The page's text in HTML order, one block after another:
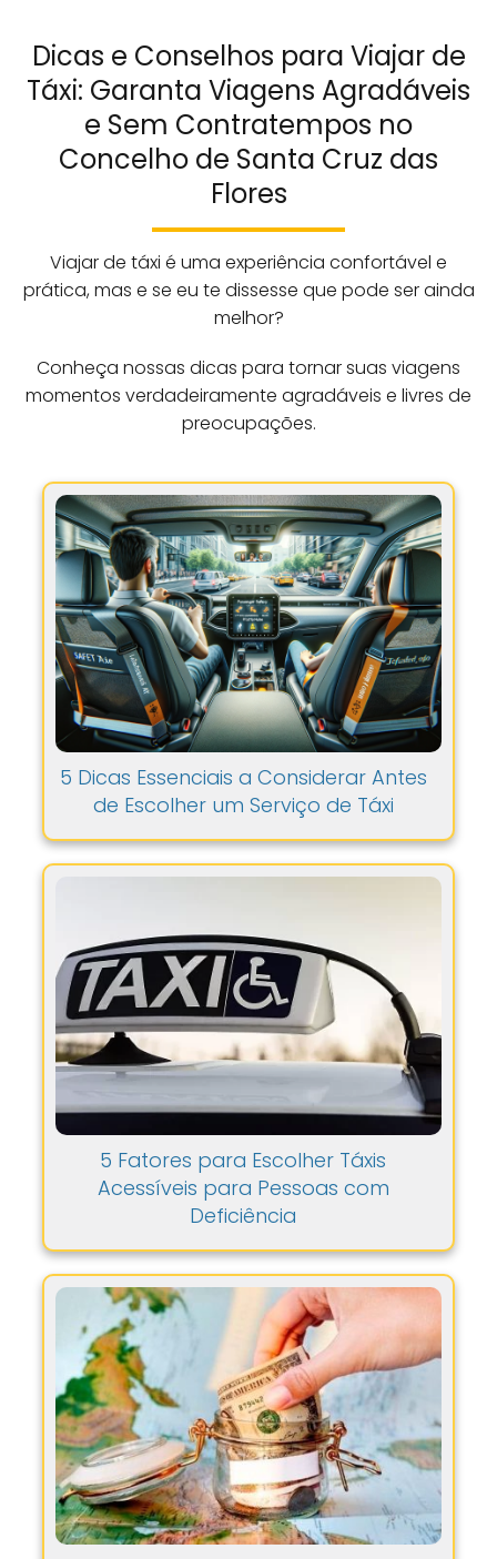
Dicas e Conselhos para Viajar de
Táxi: Garanta Viagens Agradáveis
e Sem Contratempos no
Concelho de Santa Cruz das
Flores
Viajar de táxi é uma experiência confortável e
prática, mas e se eu te dissesse que pode ser ainda
melhor?
Conheça nossas dicas para tornar suas viagens
momentos verdadeiramente agradáveis e livres de
preocupações.
5 Dicas Essenciais a Considerar Antes
de Escolher um Serviço de Táxi
5 Fatores para Escolher Táxis
Acessíveis para Pessoas com
Deficiência